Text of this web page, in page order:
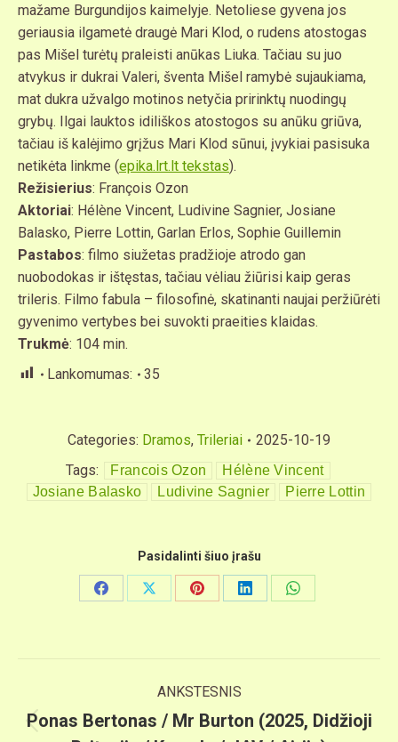
mažame Burgundijos kaimelyje. Netoliese gyvena jos
geriausia ilgametė draugė Mari Klod, o rudens atostogas
pas Mišel turėtų praleisti anūkas Liuka. Tačiau su juo
atvykus ir dukrai Valeri, šventa Mišel ramybė sujaukiama,
mat dukra užvalgo motinos netyčia pririnktų nuodingų
grybų. Ilgai lauktos idiliškos atostogos su anūku griūva,
tačiau iš kalėjimo grįžus Mari Klod sūnui, įvykiai pasisuka
netikėta linkme (epika.lrt.lt tekstas).
Režisierius: François Ozon
Aktoriai: Hélène Vincent, Ludivine Sagnier, Josiane
Balasko, Pierre Lottin, Garlan Erlos, Sophie Guillemin
Pastabos: filmo siužetas pradžioje atrodo gan
nuobodokas ir ištęstas, tačiau vėliau žiūrisi kaip geras
trileris. Filmo fabula – filosofinė, skatinanti naujai peržiūrėti
gyvenimo vertybes bei suvokti praeities klaidas.
Trukmė: 104 min.
Lankomumas:
35
Categories: Dramos, Trileriai
2025-10-19
Tags:
Francois Ozon
Hélène Vincent
Josiane Balasko
Ludivine Sagnier Pierre Lottin
Pasidalinti šiuo įrašu
Share
Share
Share
Share
Share
navigation
ANKSTESNIS
Previous
Ponas Bertonas / Mr Burton (2025, Didžioji